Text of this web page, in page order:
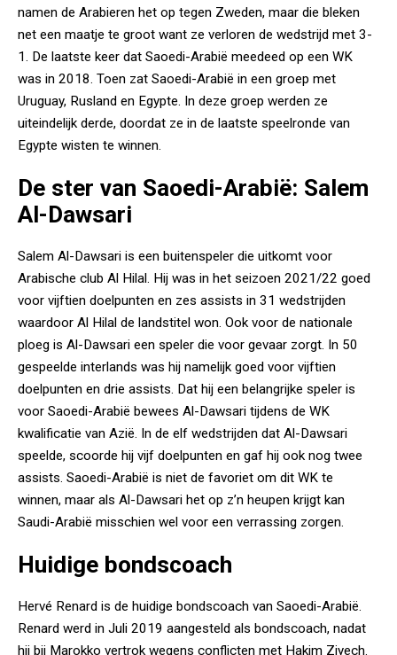
namen de Arabieren het op tegen Zweden, maar die bleken
net een maatje te groot want ze verloren de wedstrijd met 3-
1. De laatste keer dat Saoedi-Arabië meedeed op een WK
was in 2018. Toen zat Saoedi-Arabië in een groep met
Uruguay, Rusland en Egypte. In deze groep werden ze
uiteindelijk derde, doordat ze in de laatste speelronde van
Egypte wisten te winnen.
De ster van Saoedi-Arabië: Salem
Al-Dawsari
Salem Al-Dawsari is een buitenspeler die uitkomt voor
Arabische club Al Hilal. Hij was in het seizoen 2021/22 goed
voor vijftien doelpunten en zes assists in 31 wedstrijden
waardoor Al Hilal de landstitel won. Ook voor de nationale
ploeg is Al-Dawsari een speler die voor gevaar zorgt. In 50
gespeelde interlands was hij namelijk goed voor vijftien
doelpunten en drie assists. Dat hij een belangrijke speler is
voor Saoedi-Arabië bewees Al-Dawsari tijdens de WK
kwalificatie van Azië. In de elf wedstrijden dat Al-Dawsari
speelde, scoorde hij vijf doelpunten en gaf hij ook nog twee
assists. Saoedi-Arabië is niet de favoriet om dit WK te
winnen, maar als Al-Dawsari het op z’n heupen krijgt kan
Saudi-Arabië misschien wel voor een verrassing zorgen.
Huidige bondscoach
Hervé Renard is de huidige bondscoach van Saoedi-Arabië.
Renard werd in Juli 2019 aangesteld als bondscoach, nadat
hij bij Marokko vertrok wegens conflicten met Hakim Ziyech.